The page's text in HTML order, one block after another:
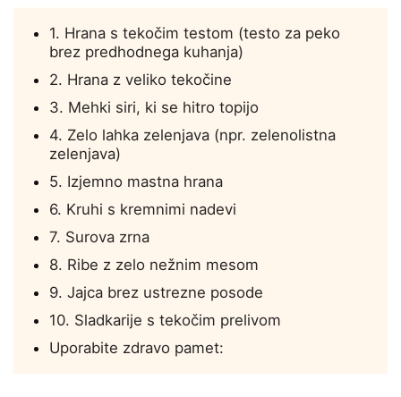
1. Hrana s tekočim testom (testo za peko
brez predhodnega kuhanja)
2. Hrana z veliko tekočine
3. Mehki siri, ki se hitro topijo
4. Zelo lahka zelenjava (npr. zelenolistna
zelenjava)
5. Izjemno mastna hrana
6. Kruhi s kremnimi nadevi
7. Surova zrna
8. Ribe z zelo nežnim mesom
9. Jajca brez ustrezne posode
10. Sladkarije s tekočim prelivom
Uporabite zdravo pamet: